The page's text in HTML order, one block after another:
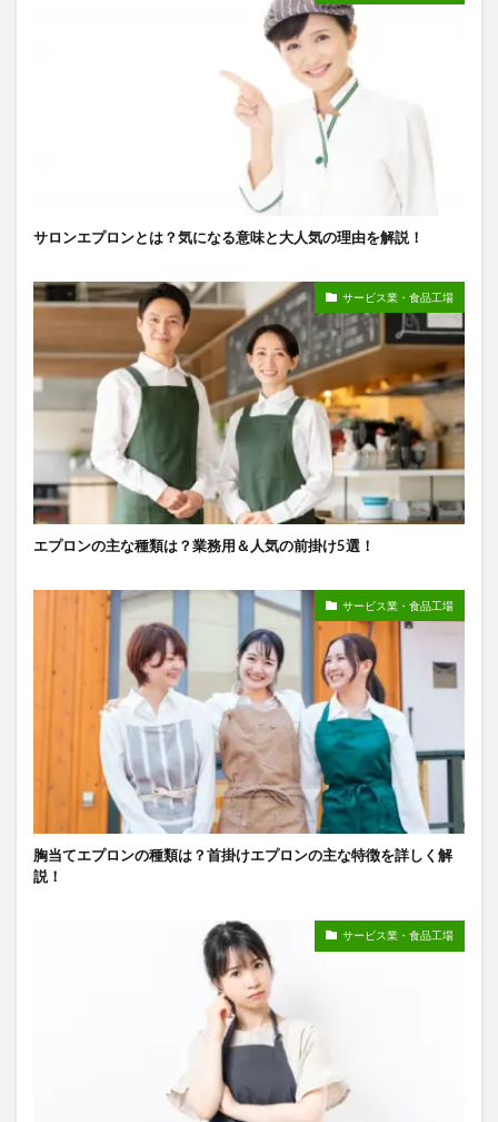
サロンエプロンとは？気になる意味と大人気の理由を解説！
サービス業・食品工場
エプロンの主な種類は？業務用＆人気の前掛け5選！
サービス業・食品工場
胸当てエプロンの種類は？首掛けエプロンの主な特徴を詳しく解
説！
サービス業・食品工場